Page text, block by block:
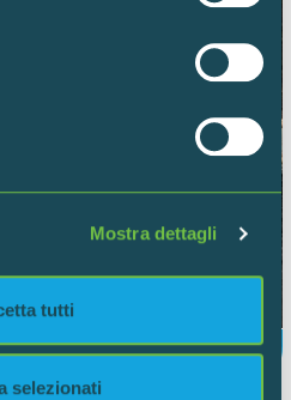
sulla tua posizione
di qualche
scansionandolo
elaborati i tuoi dati personali
contenuti ed
Mostra dettagli
tutti
selezionati